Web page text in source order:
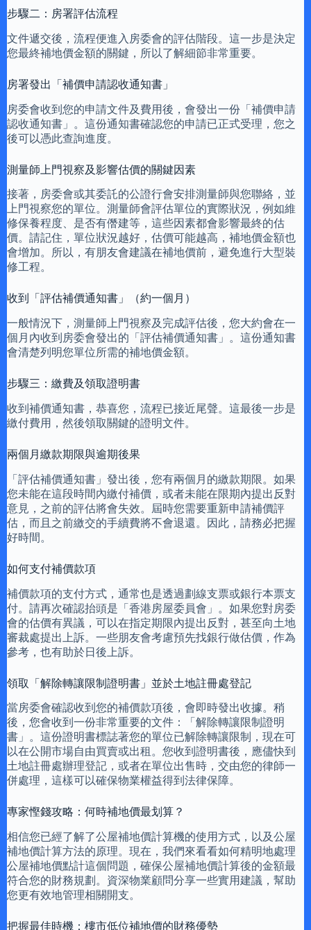
步驟二：房署評估流程
文件遞交後，流程便進入房委會的評估階段。這一步是決定
您最終補地價金額的關鍵，所以了解細節非常重要。
房署發出「補價申請認收通知書」
房委會收到您的申請文件及費用後，會發出一份「補價申請
認收通知書」。這份通知書確認您的申請已正式受理，您之
後可以憑此查詢進度。
測量師上門視察及影響估價的關鍵因素
接著，房委會或其委託的公證行會安排測量師與您聯絡，並
上門視察您的單位。測量師會評估單位的實際狀況，例如維
修保養程度、是否有僭建等，這些因素都會影響最終的估
價。請記住，單位狀況越好，估價可能越高，補地價金額也
會增加。所以，有朋友會建議在補地價前，避免進行大型裝
修工程。
收到「評估補價通知書」（約一個月）
一般情況下，測量師上門視察及完成評估後，您大約會在一
個月內收到房委會發出的「評估補價通知書」。這份通知書
會清楚列明您單位所需的補地價金額。
步驟三：繳費及領取證明書
收到補價通知書，恭喜您，流程已接近尾聲。這最後一步是
繳付費用，然後領取關鍵的證明文件。
兩個月繳款期限與逾期後果
「評估補價通知書」發出後，您有兩個月的繳款期限。如果
您未能在這段時間內繳付補價，或者未能在限期內提出反對
意見，之前的評估將會失效。屆時您需要重新申請補價評
估，而且之前繳交的手續費將不會退還。因此，請務必把握
好時間。
如何支付補價款項
補價款項的支付方式，通常也是透過劃線支票或銀行本票支
付。請再次確認抬頭是「香港房屋委員會」。如果您對房委
會的估價有異議，可以在指定期限內提出反對，甚至向土地
審裁處提出上訴。一些朋友會考慮預先找銀行做估價，作為
參考，也有助於日後上訴。
領取「解除轉讓限制證明書」並於土地註冊處登記
當房委會確認收到您的補價款項後，會即時發出收據。稍
後，您會收到一份非常重要的文件：「解除轉讓限制證明
書」。這份證明書標誌著您的單位已解除轉讓限制，現在可
以在公開市場自由買賣或出租。您收到證明書後，應儘快到
土地註冊處辦理登記，或者在單位出售時，交由您的律師一
併處理，這樣可以確保物業權益得到法律保障。
專家慳錢攻略：何時補地價最划算？
相信您已經了解了公屋補地價計算機的使用方式，以及公屋
補地價計算方法的原理。現在，我們來看看如何精明地處理
公屋補地價點計這個問題，確保公屋補地價計算後的金額最
符合您的財務規劃。資深物業顧問分享一些實用建議，幫助
您更有效地管理相關開支。
把握最佳時機：樓市低位補地價的財務優勢